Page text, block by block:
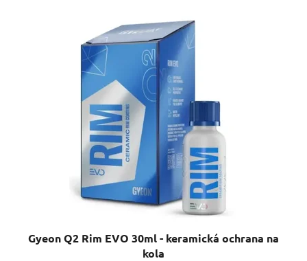
Gyeon Q2 Rim EVO 30ml - keramická ochrana na
kola